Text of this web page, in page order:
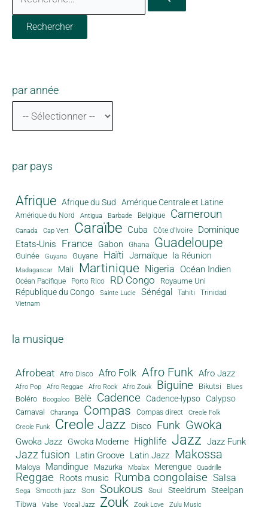
par année
par pays
Afrique Afrique du Sud Amérique Centrale et Latine
Amérique du Nord Antigua Barbade Belgique Cameroun
Canada Cap Vert Caraïbe Cuba Côte d'Ivoire
Dominique
Etats-Unis
France Gabon Ghana Guadeloupe
Guinée Guyana Guyane Haïti Jamaïque la Réunion
Madagascar Mali Martinique Nigeria Océan Indien
Océan Pacifique Porto Rico RD Congo Royaume Uni
République du Congo Sainte Lucie Sénégal Tahiti Trinidad
Vietnam
la musique
Afrobeat Afro Disco Afro Folk Afro Funk Afro Jazz
Afro Pop Afro Reggae Afro Rock Afro Zouk Biguine Bikutsi Blues
Boléro Boogaloo Bèlè Cadence Cadence-lypso Calypso
Carnaval Charanga Compas Compas direct
Creole Folk
Creole Funk
Creole Jazz Disco Funk Gwoka
Gwoka Jazz Gwoka Moderne Highlife Jazz Jazz Funk
Jazz fusion Latin Groove Latin Jazz Makossa
Maloya Mandingue Mazurka Mbalax Merengue Quadrille
Reggae Roots music Rumba congolaise Salsa
Sega Smooth jazz Son Soukous Soul Steeldrum Steelpan
Tibwa Valse Vocal Jazz Zouk Zouk Love Zulu Music